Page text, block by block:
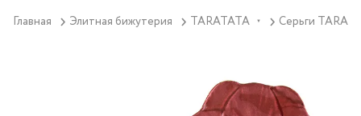
Главная Элитная бижутерия TARATATA ▼ Серьги